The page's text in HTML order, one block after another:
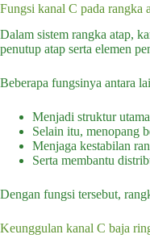
Fungsi kanal C pada rangka
Dalam sistem rangka atap,
penutup atap serta elemen
Beberapa fungsinya antara
Menjadi struktur
Selain itu, menopang
Menjaga kestabilan
Serta membantu
Dengan fungsi tersebut,
Keunggulan kanal C baja